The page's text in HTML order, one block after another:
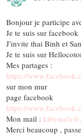
Bonjour je participe
Je te suis sur
J'invite thai Binh et
Je te suis sur
Mes partages :
https://
sur mon mur
page facebook
https://
Mon mail :
Merci beaucoup ,